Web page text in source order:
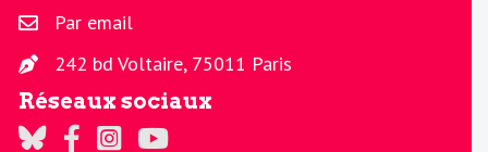
Par email
242 bd Voltaire, 75011 Paris
Réseaux sociaux
Regards sur Twitter
Regards sur Facebook
Regards sur Instagram
La chaine Regards sur Youtube